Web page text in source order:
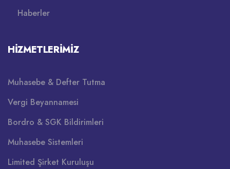
Haberler
HIZMETLERIMIZ
Muhasebe & Defter Tutma
Vergi Beyannamesi
Bordro & SGK Bildirimleri
Muhasebe Sistemleri
Limited Şirket Kuruluşu